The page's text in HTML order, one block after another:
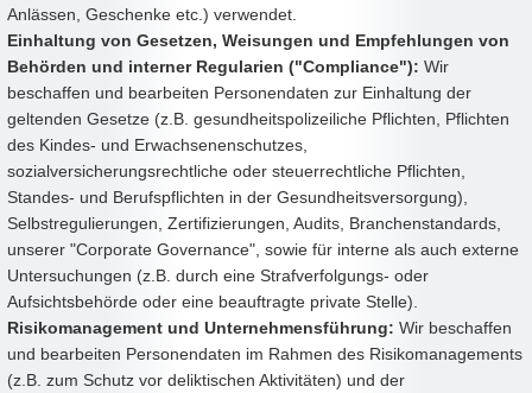
Anlässen, Geschenke etc.) verwendet.
Einhaltung von Gesetzen, Weisungen und Empfehlungen von
Behörden und interner Regularien ("Compliance"): Wir
beschaffen und bearbeiten Personendaten zur Einhaltung der
geltenden Gesetze (z.B. gesundheitspolizeiliche Pflichten, Pflichten
des Kindes- und Erwachsenenschutzes,
sozialversicherungsrechtliche oder steuerrechtliche Pflichten,
Standes- und Berufspflichten in der Gesundheitsversorgung),
Selbstregulierungen, Zertifizierungen, Audits, Branchenstandards,
unserer "Corporate Governance", sowie für interne als auch externe
Untersuchungen (z.B. durch eine Strafverfolgungs- oder
Aufsichtsbehörde oder eine beauftragte private Stelle).
Risikomanagement und Unternehmensführung: Wir beschaffen
und bearbeiten Personendaten im Rahmen des Risikomanagements
(z.B. zum Schutz vor deliktischen Aktivitäten) und der